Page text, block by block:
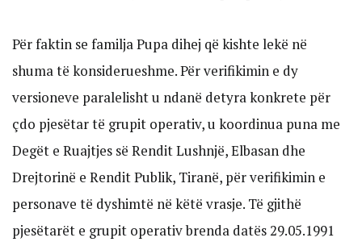
Për faktin se familja Pupa dihej që kishte lekë në
shuma të konsiderueshme. Për verifikimin e dy
versioneve paralelisht u ndanë detyra konkrete për
çdo pjesëtar të grupit operativ, u koordinua puna me
Degët e Ruajtjes së Rendit Lushnjë, Elbasan dhe
Drejtorinë e Rendit Publik, Tiranë, për verifikimin e
personave të dyshimtë në këtë vrasje. Të gjithë
pjesëtarët e grupit operativ brenda datës 29.05.1991